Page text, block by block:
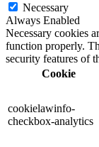
Necessary
Always Enabled
Necessary cookies
function properly.
security features of
Cookie
cookielawinfo-
checkbox-analytics